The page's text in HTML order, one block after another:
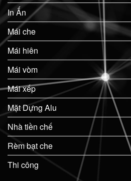
In Ấn
Mái che
Mái hiên
Mái vòm
Mái xếp
Mặt Dựng Alu
Nhà tiền chế
Rèm bạt che
Thi công